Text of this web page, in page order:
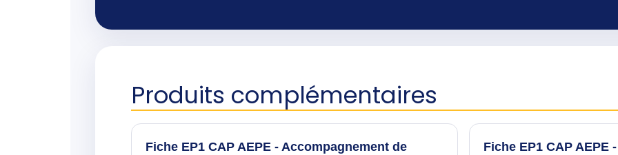
Produits complémentaires
Fiche EP1 CAP AEPE - Accompagnement de
Fiche EP1 CAP AEPE